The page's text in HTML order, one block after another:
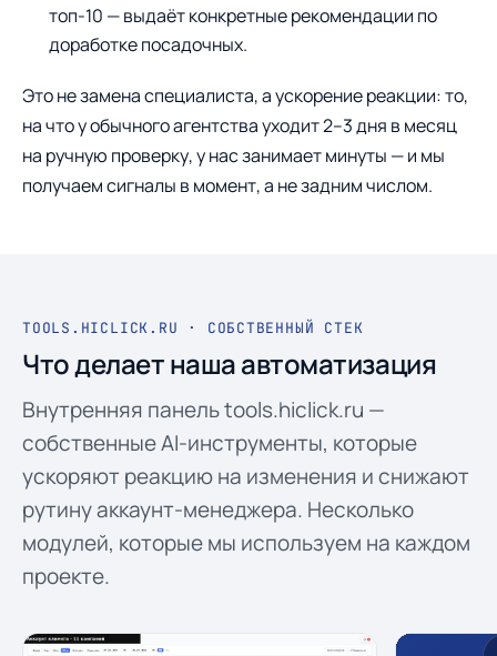
топ-10 — выдаёт конкретные рекомендации по
доработке посадочных.
Это не замена специалиста, а ускорение реакции: то,
на что у обычного агентства уходит 2–3 дня в месяц
на ручную проверку, у нас занимает минуты — и мы
получаем сигналы в момент, а не задним числом.
TOOLS.HICLICK.RU · СОБСТВЕННЫЙ СТЕК
Что делает наша автоматизация
Внутренняя панель tools.hiclick.ru —
собственные AI-инструменты, которые
ускоряют реакцию на изменения и снижают
рутину аккаунт-менеджера. Несколько
модулей, которые мы используем на каждом
проекте.